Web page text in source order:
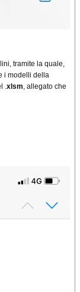
tramite la quale,
i modelli della
xlsm , allegato che